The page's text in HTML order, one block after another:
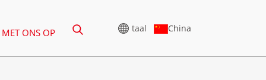
ONS OP taal China